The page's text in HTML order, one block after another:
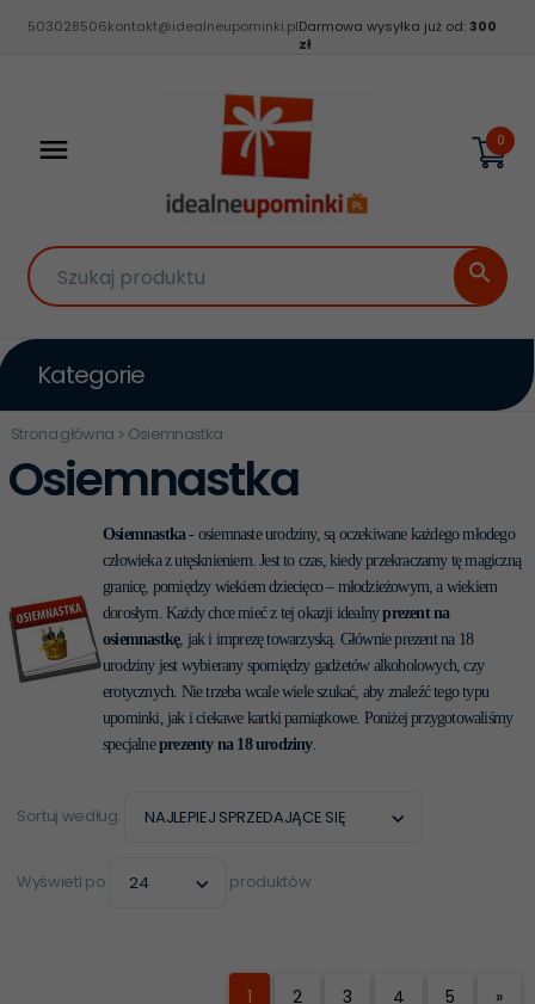
503028506kontakt@idealneupominki.plDarmowa wysyłka już od: 300
zł
Szukaj produktu
0
Kategorie
Strona główna Osiemnastka
Osiemnastka
Osiemnastka - osiemnaste urodziny, są oczekiwane każdego młodego
człowieka z utęsknieniem. Jest to czas, kiedy przekraczamy tę magiczną
granicę, pomiędzy wiekiem dziecięco – młodzieżowym, a wiekiem
dorosłym. Każdy chce mieć z tej okazji idealnyprezent na
osiemnastkę, jak i imprezę towarzyską. Głównie prezent na 18
urodziny jest wybierany spomiędzy gadżetów alkoholowych, czy
erotycznych. Nie trzeba wcale wiele szukać, aby znaleźć tego typu
upominki, jak i ciekawe kartki pamiątkowe. Poniżej przygotowaliśmy
specjalneprezenty na 18 urodziny.
Sortuj według:
NAJLEPIEJ SPRZEDAJĄCE SIĘ
Wyświetl po
24
produktów
1 2 3 4 5 »